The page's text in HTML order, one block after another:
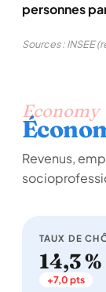
personnes
Sources : INSEE
Economy
Revenus,
TAUX DE
14,3 %
+7,0 pts